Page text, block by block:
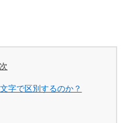
字で区別するのか？